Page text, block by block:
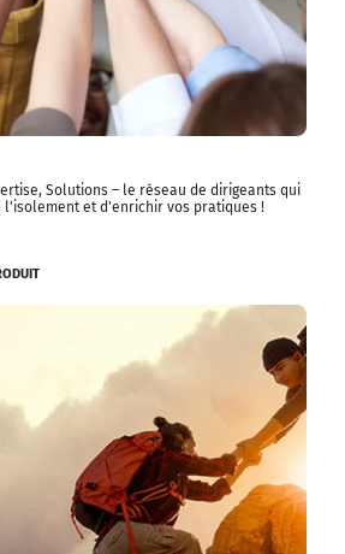
Solutions – le réseau de dirigeants qui
l'isolement et d'enrichir vos pratiques !